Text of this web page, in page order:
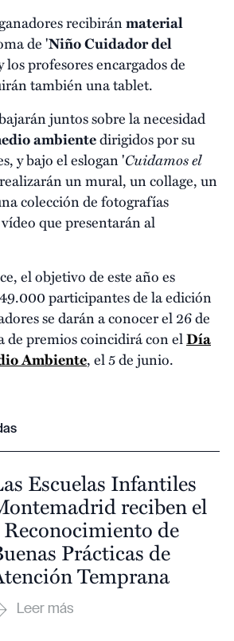
recibiránmaterial
de 'Niño Cuidador del
los profesores encargados de
también una tablet.
juntos sobre la necesidad
ambientedirigidos por su
y bajo el eslogan 'Cuidamos el
un mural, un collage, un
colección de fotografías
que presentarán al
el objetivo de este año es
participantes de la edición
se darán a conocer el 26 de
de premios coincidirá con elDía
Ambiente, el 5 de junio.
Escuelas Infantiles
reciben el
de
Prácticas de
Temprana